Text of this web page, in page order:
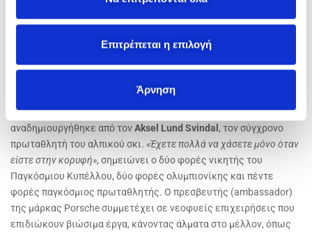
Επιτρέπεται η επιλογή
Άρνηση
Arnaus
θεαματικό εγχείρημα, βάζοντας τον τότε κορυφαίο αθλητή του
αλπικού σκι,Egon Zimmermann, να πηδήξει με τα πέδιλά του
επιτυχία και η φωτογραφία του Hans Truöl έγινε σύμβολο.
Περισσότερες από έξι δεκαετίες αργότερα, η εικόνα
αναδημιουργήθηκε από τονAksel Lund Svindal , τον σύγχρονο
πρωταθλητή του αλπικού σκι. «Έχετε πολλά να χάσετε μόνο όταν
είστε στην κορυφή», σημειώνει ο δύο φορές νικητής του
Παγκόσμιου Κυπέλλου, δύο φορές ολυμπιονίκης και πέντε
φορές παγκόσμιος πρωταθλητής. Ο πρεσβευτής (ambassador)
της μάρκας Porsche συμμετέχει σε νεοφυείς επιχειρήσεις που
επιδιώκουν βιώσιμα έργα, κάνοντας άλματα στο μέλλον, όπως